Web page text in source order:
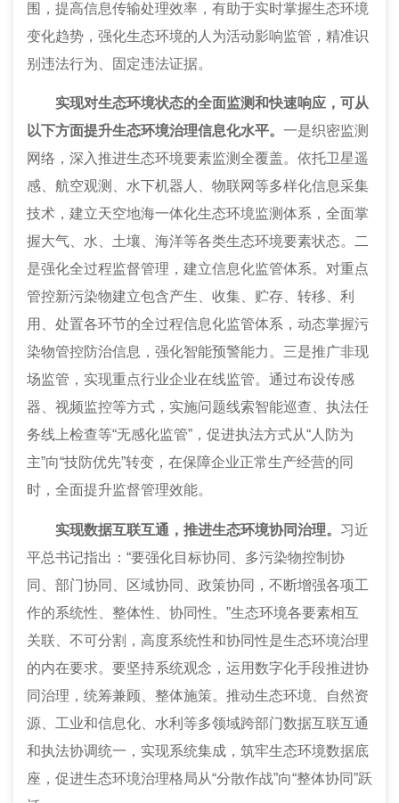
围，提高信息传输处理效率，有助于实时掌握生态环境
变化趋势，强化生态环境的人为活动影响监管，精准识
别违法行为、固定违法证据。
实现对生态环境状态的全面监测和快速响应，可从
以下方面提升生态环境治理信息化水平。 一是织密监测
网络，深入推进生态环境要素监测全覆盖。依托卫星遥
感、航空观测、水下机器人、物联网等多样化信息采集
技术，建立天空地海一体化生态环境监测体系，全面掌
握大气、水、土壤、海洋等各类生态环境要素状态。二
是强化全过程监督管理，建立信息化监管体系。对重点
管控新污染物建立包含产生、收集、贮存、转移、利
用、处置各环节的全过程信息化监管体系，动态掌握污
染物管控防治信息，强化智能预警能力。三是推广非现
场监管，实现重点行业企业在线监管。通过布设传感
器、视频监控等方式，实施问题线索智能巡查、执法任
务线上检查等“无感化监管”，促进执法方式从“人防为
主”向“技防优先”转变，在保障企业正常生产经营的同
时，全面提升监督管理效能。
实现数据互联互通，推进生态环境协同治理。 习近
平总书记指出：“要强化目标协同、多污染物控制协
同、部门协同、区域协同、政策协同，不断增强各项工
作的系统性、整体性、协同性。”生态环境各要素相互
关联、不可分割，高度系统性和协同性是生态环境治理
的内在要求。要坚持系统观念，运用数字化手段推进协
同治理，统筹兼顾、整体施策。推动生态环境、自然资
源、工业和信息化、水利等多领域跨部门数据互联互通
和执法协调统一，实现系统集成，筑牢生态环境数据底
座，促进生态环境治理格局从“分散作战”向“整体协同”跃